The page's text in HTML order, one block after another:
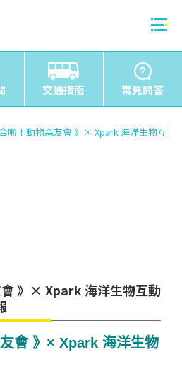
交通指南 常見問答
合啦！動物森友會 》× Xpark 海洋生物互
會 》× Xpark 海洋生物互動
友會 》× Xpark 海洋生物